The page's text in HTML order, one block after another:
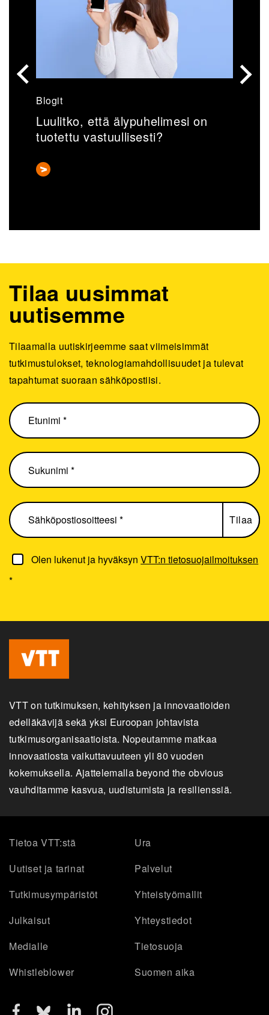
Blogit
Luulitko, että älypuhelimesi on
tuotettu vastuullisesti?
Olen lukenut ja hyväksynVTT:n tietosuojailmoituksen
*
Tilaa uusimmat
uutisemme
Tilaamalla uutiskirjeemme saat viimeisimmät
tutkimustulokset, teknologiamahdollisuudet ja tulevat
tapahtumat suoraan sähköpostiisi.
VTT on tutkimuksen, kehityksen ja innovaatioiden
edelläkävijä sekä yksi Euroopan johtavista
tutkimusorganisaatioista. Nopeutamme matkaa
innovaatiosta vaikuttavuuteen yli 80 vuoden
kokemuksella. Ajattelemalla beyond the obvious
vauhditamme kasvua, uudistumista ja resilienssiä.
Tietoa VTT:stä
Ura
Uutiset ja tarinat
Palvelut
Tutkimusympäristöt
Yhteistyömallit
Julkaisut
Yhteystiedot
Medialle
Tietosuoja
Whistleblower
Suomen aika